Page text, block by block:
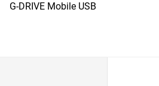
G-DRIVE Mobile USB